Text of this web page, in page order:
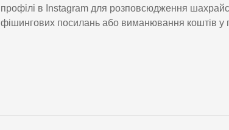
профілі в Instagram для розповсюдження
фішингових посилань або виманювання коштів у